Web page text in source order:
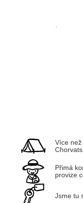
Více
Přimá
provize
Jsme tu